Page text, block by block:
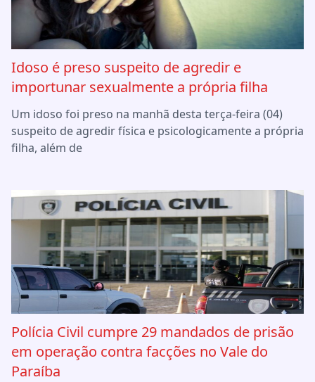
Idoso é preso suspeito de agredir e
importunar sexualmente a própria filha
Um idoso foi preso na manhã desta terça-feira (04)
suspeito de agredir física e psicologicamente a própria
filha, além de
Polícia Civil cumpre 29 mandados de prisão
em operação contra facções no Vale do
Paraíba